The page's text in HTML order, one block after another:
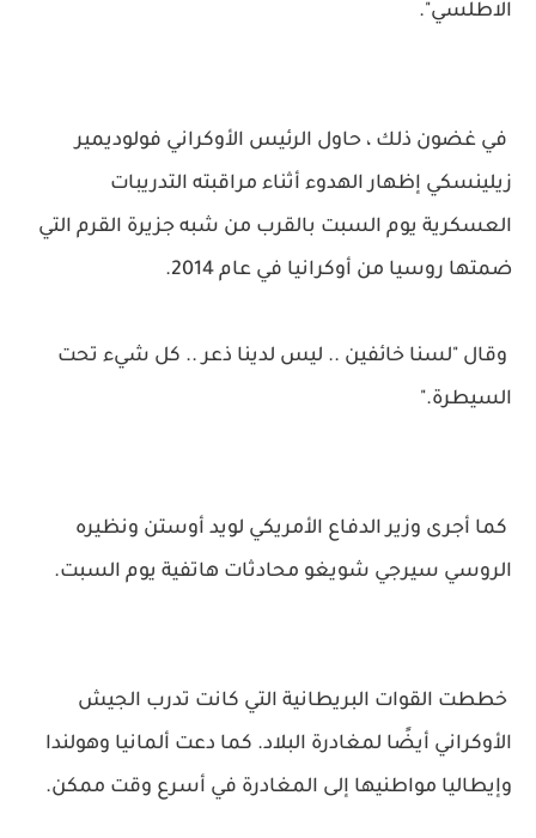
الاطلسي".
في غضون ذلك ، حاول الرئيس الأوكراني فولوديمير
زيلينسكي إظهار الهدوء أثناء مراقبته التدريبات
العسكرية يوم السبت بالقرب من شبه جزيرة القرم التي
ضمتها روسيا من أوكرانيا في عام 2014.
وقال "لسنا خائفين .. ليس لدينا ذعر .. كل شيء تحت
السيطرة."
كما أجرى وزير الدفاع الأمريكي لويد أوستن ونظيره
الروسي سيرجي شويغو محادثات هاتفية يوم السبت.
خططت القوات البريطانية التي كانت تدرب الجيش
الأوكراني أيضًا لمغادرة البلاد. كما دعت ألمانيا وهولندا
وإيطاليا مواطنيها إلى المغادرة في أسرع وقت ممكن.